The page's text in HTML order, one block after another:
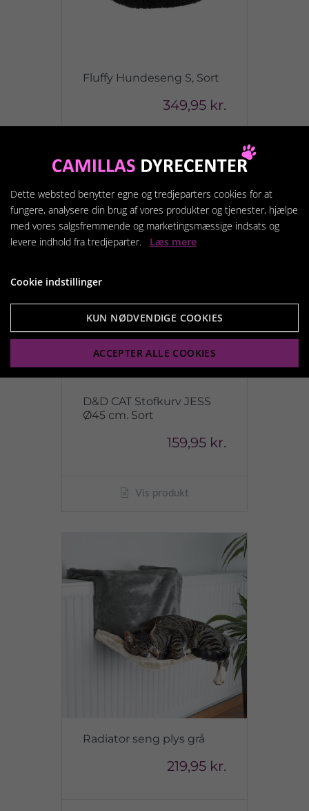
Fluffy Hundeseng S, Sort
349,95 kr.
D&D CAT Stofkurv JESS
Ø45 cm. Sort
159,95 kr.
Vis produkt
Radiator seng plys grå
219,95 kr.
Dette websted benytter egne og tredjeparters cookies for at
fungere, analysere din brug af vores produkter og tjenester, hjælpe
med vores salgsfremmende og marketingsmæssige indsats og
levere indhold fra tredjeparter. Læs mere
Cookie indstillinger
KUN NØDVENDIGE COOKIES
ACCEPTER ALLE COOKIES